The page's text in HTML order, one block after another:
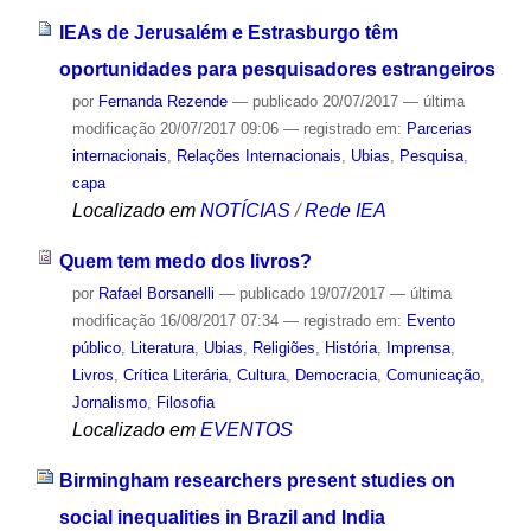
IEAs de Jerusalém e Estrasburgo têm
oportunidades para pesquisadores estrangeiros
por Fernanda Rezende — publicado20/07/2017 — última
modificação20/07/2017 09:06 — registrado em: Parcerias
internacionais, Relações Internacionais, Ubias, Pesquisa,
capa
Localizado em NOTÍCIAS /Rede IEA
Quem tem medo dos livros?
por Rafael Borsanelli — publicado19/07/2017 — última
modificação16/08/2017 07:34 — registrado em: Evento
público, Literatura, Ubias, Religiões, História, Imprensa,
Livros, Crítica Literária, Cultura, Democracia, Comunicação,
Jornalismo, Filosofia
Localizado em EVENTOS
Birmingham researchers present studies on
social inequalities in Brazil and India